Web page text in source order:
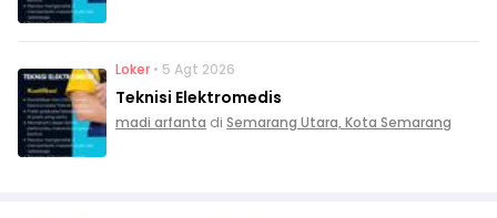
Loker • 5 Agt 2026
Teknisi Elektromedis
madi arfanta di Semarang Utara, Kota Semarang